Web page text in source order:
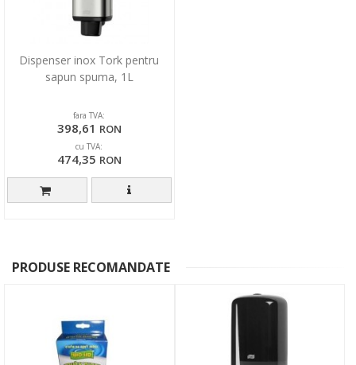
Dispenser inox Tork pentru
sapun spuma, 1L
fara TVA:
398,61 RON
cu TVA:
474,35 RON
PRODUSE RECOMANDATE